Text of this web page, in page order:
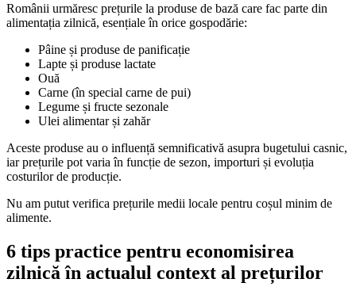
Românii urmăresc prețurile la produse de bază care fac parte din
alimentația zilnică, esențiale în orice gospodărie:
Pâine și produse de panificație
Lapte și produse lactate
Ouă
Carne (în special carne de pui)
Legume și fructe sezonale
Ulei alimentar și zahăr
Aceste produse au o influență semnificativă asupra bugetului casnic,
iar prețurile pot varia în funcție de sezon, importuri și evoluția
costurilor de producție.
Nu am putut verifica prețurile medii locale pentru coșul minim de
alimente.
6 tips practice pentru economisirea
zilnică în actualul context al prețurilor